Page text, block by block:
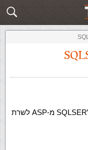
שלח תשובה
אני מנסה להתחבר לSQLSERVER מ-ASP לשרת